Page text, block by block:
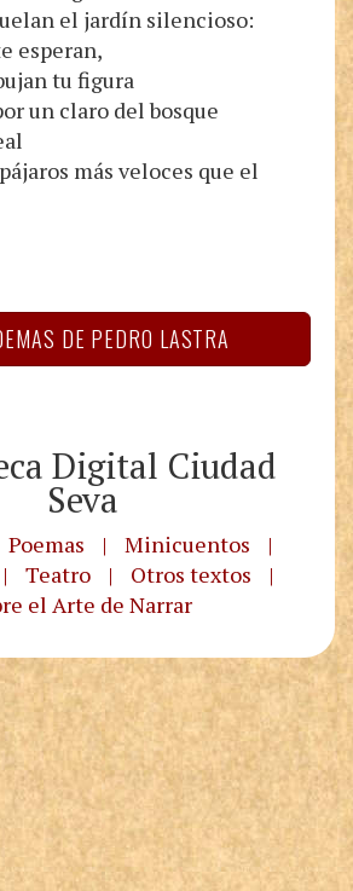
el jardín silencioso:
esperan,
tu figura
un claro del bosque
más veloces que el
DE PEDRO LASTRA
Digital Ciudad
Seva
Poemas | Minicuentos
|
| Teatro | Otros textos
|
el Arte de Narrar